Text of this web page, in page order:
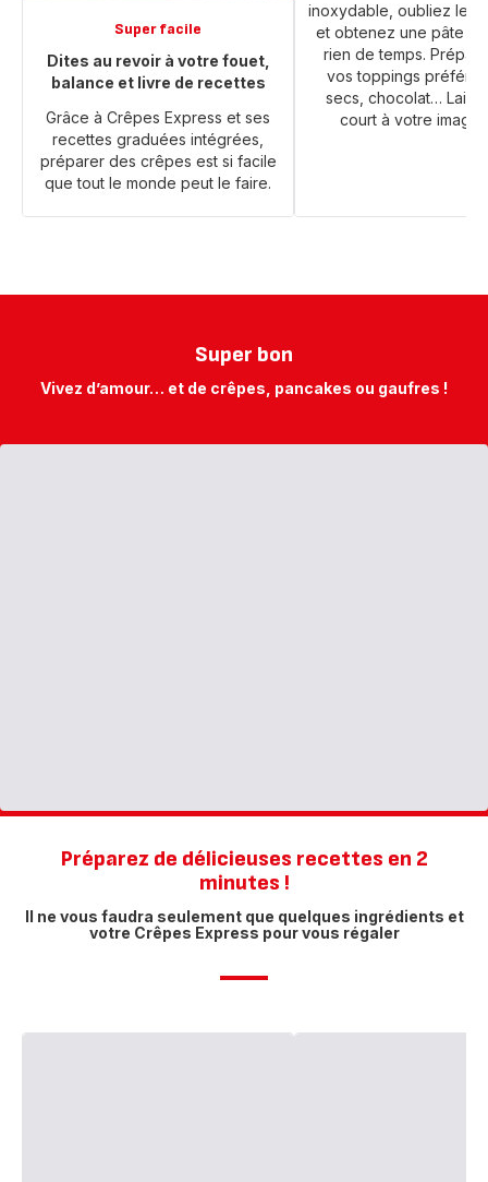
Super facile
Dites au revoir à votre fouet,
balance et livre de recettes
Grâce à Crêpes Express et ses
recettes graduées intégrées,
préparer des crêpes est si facile
que tout le monde peut le faire.
inoxydable, oubliez les
et obtenez une pâte
rien de temps.
vos toppings
secs, chocolat…
court à votre
Super bon
Vivez d’amour… et de crêpes, pancakes ou gaufres !
Préparez de délicieuses recettes en 2
minutes !​
Il ne vous faudra seulement que quelques ingrédients et
votre Crêpes Express pour vous régaler